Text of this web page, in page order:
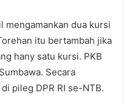
mengamankan dua kursi
itu bertambah jika
hany satu kursi. PKB
Secara
pileg DPR RI se-NTB.